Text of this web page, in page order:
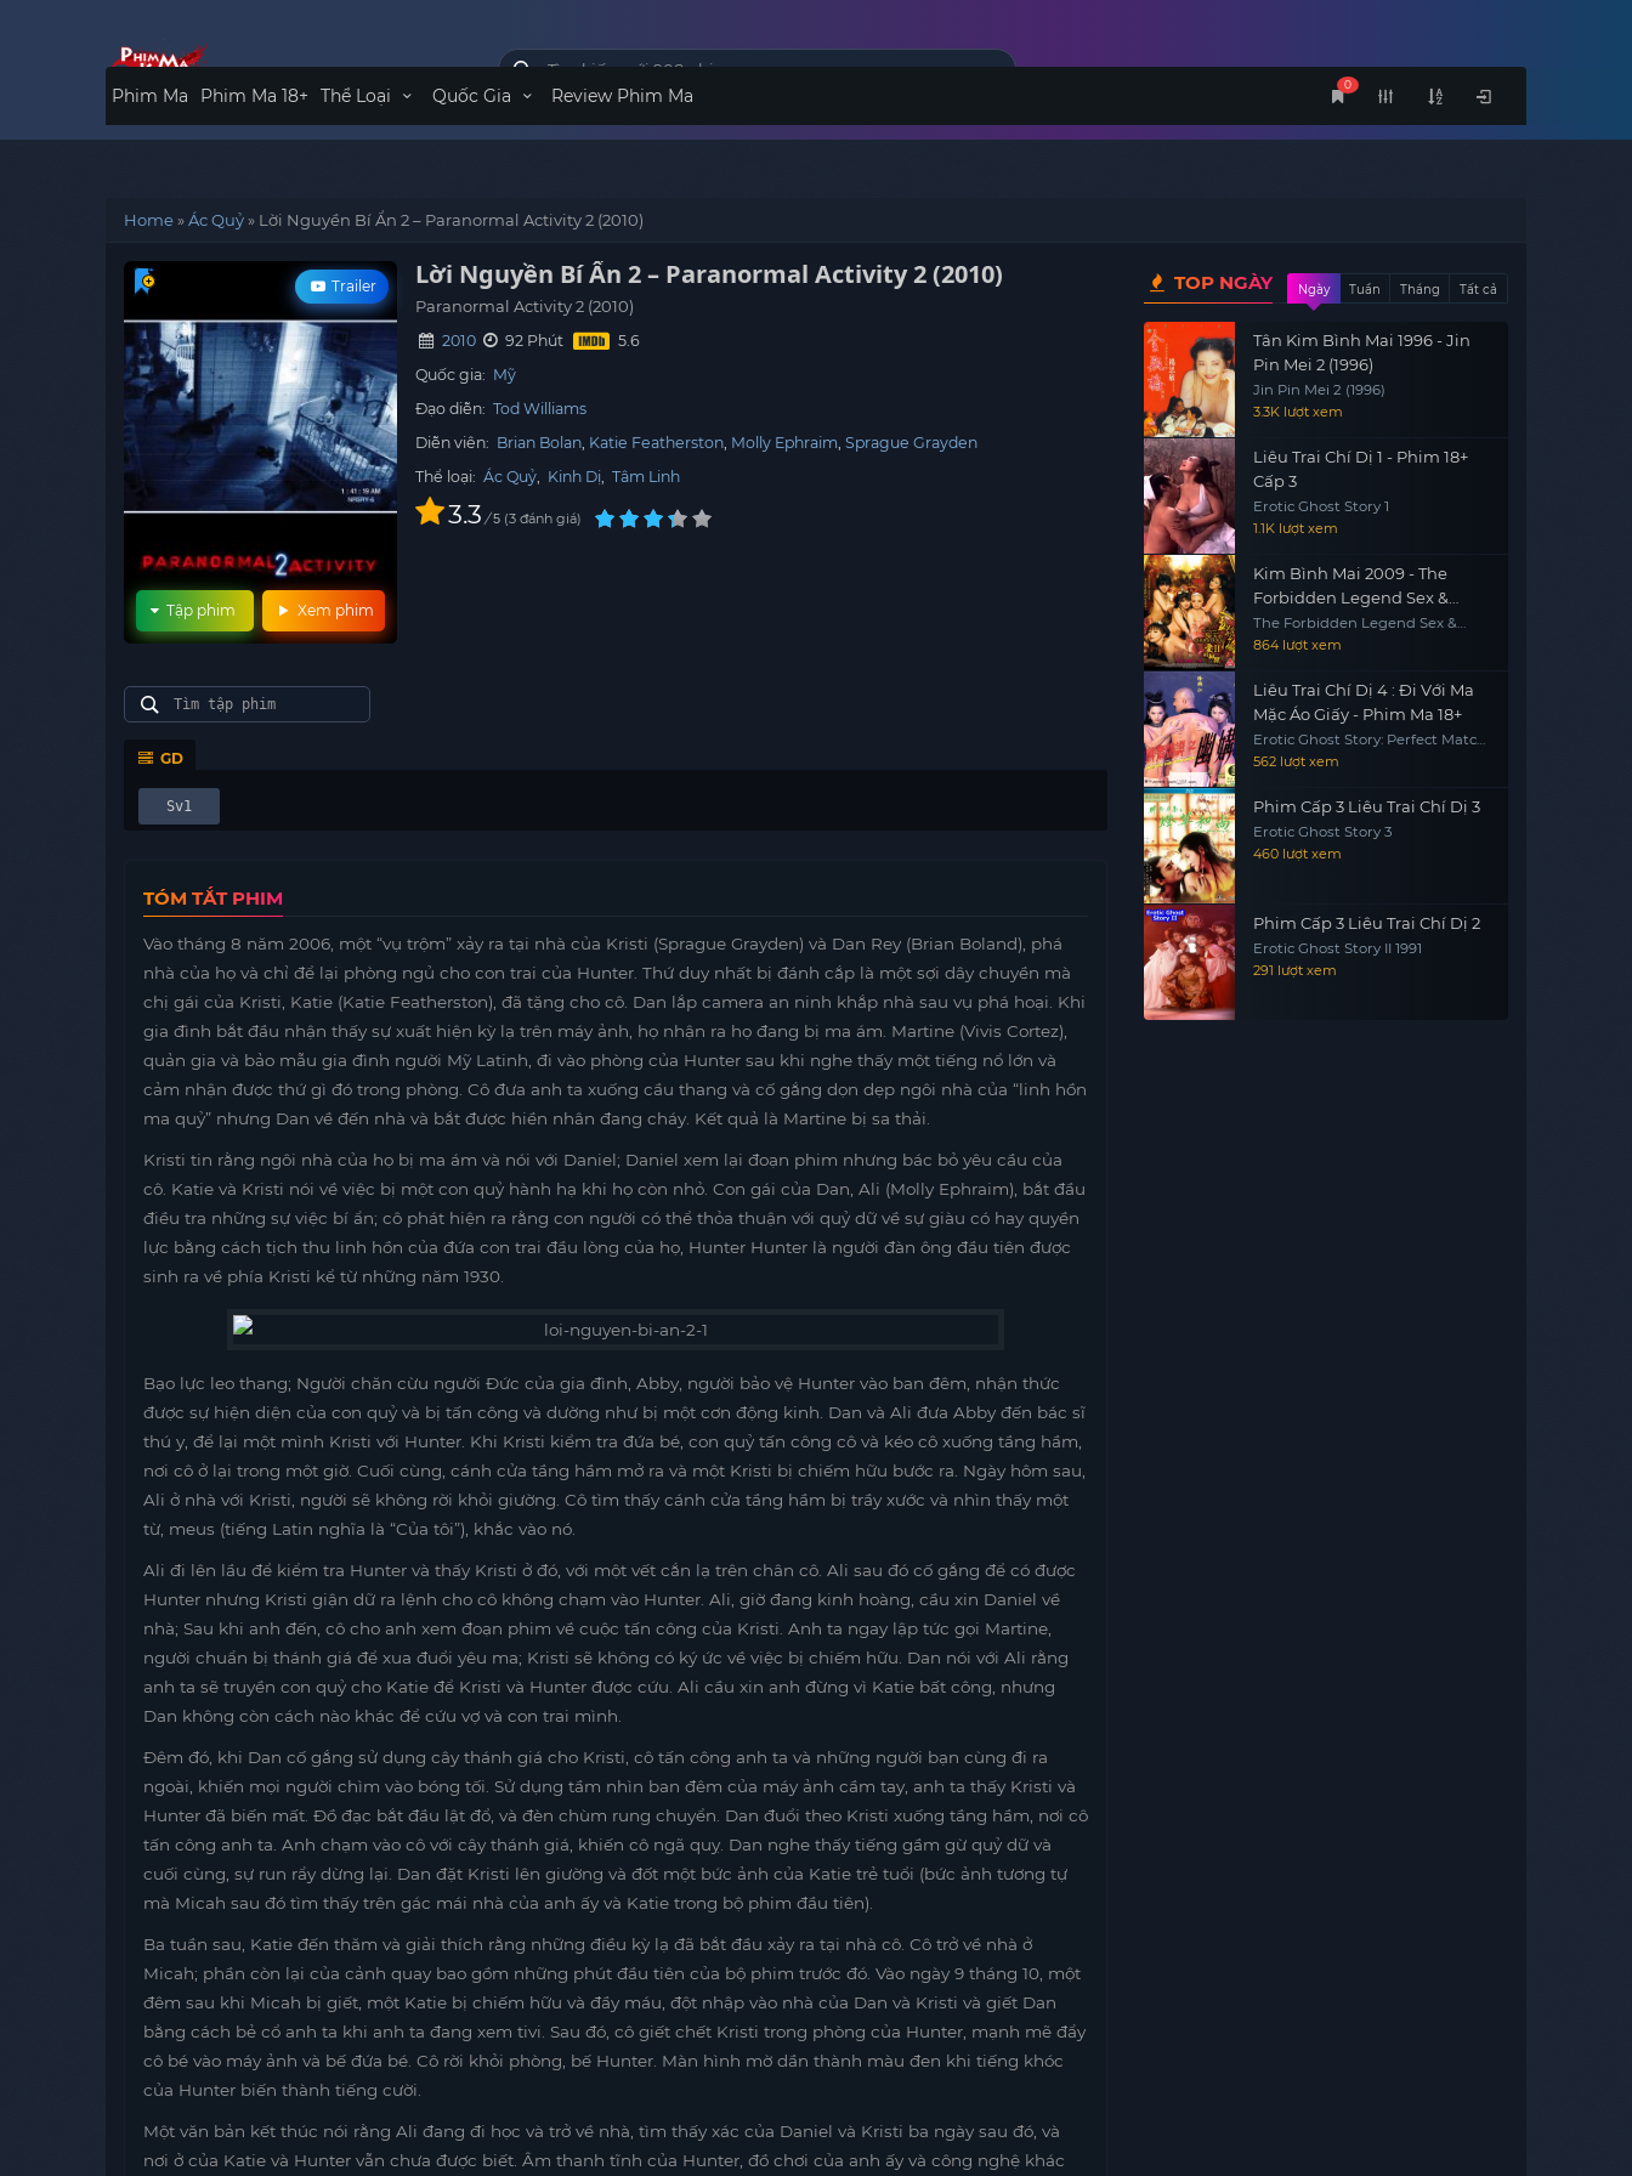
0
Phim Ma Phim Ma 18+ Thể Loại Quốc Gia Review Phim Ma
Home»Ác Quỷ» Lời Nguyền Bí Ẩn 2 – Paranormal Activity 2 (2010)
Trailer
Xem phim
Tập phim
Lời Nguyền Bí Ẩn 2 – Paranormal Activity 2 (2010)
Paranormal Activity 2 (2010)
2010
92 Phút
Quốc gia: Mỹ
Đạo diễn: Tod Williams
Diễn viên: Brian Bolan Katie Featherston Molly Ephraim Sprague Grayden
Thể loại: Ác Quỷ, Kinh Dị, Tâm Linh
3.3 / 5 3 đánh giá
GD
Sv1
TÓM TẮT PHIM
Vào tháng 8 năm 2006, một “vụ trộm” xảy ra tại nhà của Kristi (Sprague Grayden) và Dan Rey (Brian Boland), phá
nhà của họ và chỉ để lại phòng ngủ cho con trai của Hunter. Thứ duy nhất bị đánh cắp là một sợi dây chuyền mà
chị gái của Kristi, Katie (Katie Featherston), đã tặng cho cô. Dan lắp camera an ninh khắp nhà sau vụ phá hoại. Khi
gia đình bắt đầu nhận thấy sự xuất hiện kỳ ​​lạ trên máy ảnh, họ nhận ra họ đang bị ma ám. Martine (Vivis Cortez),
quản gia và bảo mẫu gia đình người Mỹ Latinh, đi vào phòng của Hunter sau khi nghe thấy một tiếng nổ lớn và
cảm nhận được thứ gì đó trong phòng. Cô đưa anh ta xuống cầu thang và cố gắng dọn dẹp ngôi nhà của “linh hồn
ma quỷ” nhưng Dan về đến nhà và bắt được hiền nhân đang cháy. Kết quả là Martine bị sa thải.
Kristi tin rằng ngôi nhà của họ bị ma ám và nói với Daniel; Daniel xem lại đoạn phim nhưng bác bỏ yêu cầu của
cô. Katie và Kristi nói về việc bị một con quỷ hành hạ khi họ còn nhỏ. Con gái của Dan, Ali (Molly Ephraim), bắt đầu
điều tra những sự việc bí ẩn; cô phát hiện ra rằng con người có thể thỏa thuận với quỷ dữ về sự giàu có hay quyền
lực bằng cách tịch thu linh hồn của đứa con trai đầu lòng của họ, Hunter Hunter là người đàn ông đầu tiên được
sinh ra về phía Kristi kể từ những năm 1930.
Bạo lực leo thang; Người chăn cừu người Đức của gia đình, Abby, người bảo vệ Hunter vào ban đêm, nhận thức
được sự hiện diện của con quỷ và bị tấn công và dường như bị một cơn động kinh. Dan và Ali đưa Abby đến bác sĩ
thú y, để lại một mình Kristi với Hunter. Khi Kristi kiểm tra đứa bé, con quỷ tấn công cô và kéo cô xuống tầng hầm,
nơi cô ở lại trong một giờ. Cuối cùng, cánh cửa tầng hầm mở ra và một Kristi bị chiếm hữu bước ra. Ngày hôm sau,
Ali ở nhà với Kristi, người sẽ không rời khỏi giường. Cô tìm thấy cánh cửa tầng hầm bị trầy xước và nhìn thấy một
từ, meus (tiếng Latin nghĩa là “Của tôi”), khắc vào nó.
Ali đi lên lầu để kiểm tra Hunter và thấy Kristi ở đó, với một vết cắn lạ trên chân cô. Ali sau đó cố gắng để có được
Hunter nhưng Kristi giận dữ ra lệnh cho cô không chạm vào Hunter. Ali, giờ đang kinh hoàng, cầu xin Daniel về
nhà; Sau khi anh đến, cô cho anh xem đoạn phim về cuộc tấn công của Kristi. Anh ta ngay lập tức gọi Martine,
người chuẩn bị thánh giá để xua đuổi yêu ma; Kristi sẽ không có ký ức về việc bị chiếm hữu. Dan nói với Ali rằng
anh ta sẽ truyền con quỷ cho Katie để Kristi và Hunter được cứu. Ali cầu xin anh đừng vì Katie bất công, nhưng
Dan không còn cách nào khác để cứu vợ và con trai mình.
Đêm đó, khi Dan cố gắng sử dụng cây thánh giá cho Kristi, cô tấn công anh ta và những người bạn cùng đi ra
ngoài, khiến mọi người chìm vào bóng tối. Sử dụng tầm nhìn ban đêm của máy ảnh cầm tay, anh ta thấy Kristi và
Hunter đã biến mất. Đồ đạc bắt đầu lật đổ, và đèn chùm rung chuyển. Dan đuổi theo Kristi xuống tầng hầm, nơi cô
tấn công anh ta. Anh chạm vào cô với cây thánh giá, khiến cô ngã quỵ. Dan nghe thấy tiếng gầm gừ quỷ dữ và
cuối cùng, sự run rẩy dừng lại. Dan đặt Kristi lên giường và đốt một bức ảnh của Katie trẻ tuổi (bức ảnh tương tự
mà Micah sau đó tìm thấy trên gác mái nhà của anh ấy và Katie trong bộ phim đầu tiên).
Ba tuần sau, Katie đến thăm và giải thích rằng những điều kỳ lạ đã bắt đầu xảy ra tại nhà cô. Cô trở về nhà ở
Micah; phần còn lại của cảnh quay bao gồm những phút đầu tiên của bộ phim trước đó. Vào ngày 9 tháng 10, một
đêm sau khi Micah bị giết, một Katie bị chiếm hữu và đầy máu, đột nhập vào nhà của Dan và Kristi và giết Dan
bằng cách bẻ cổ anh ta khi anh ta đang xem tivi. Sau đó, cô giết chết Kristi trong phòng của Hunter, mạnh mẽ đẩy
cô bé vào máy ảnh và bế đứa bé. Cô rời khỏi phòng, bế Hunter. Màn hình mờ dần thành màu đen khi tiếng khóc
của Hunter biến thành tiếng cười.
Một văn bản kết thúc nói rằng Ali đang đi học và trở về nhà, tìm thấy xác của Daniel và Kristi ba ngày sau đó, và
nơi ở của Katie và Hunter vẫn chưa được biết. Âm thanh tĩnh của Hunter, đồ chơi của anh ấy và công nghệ khác
TOP NGÀY Ngày Tuần Tháng Tất cả
Tân Kim Bình Mai 1996 - Jin
Pin Mei 2 (1996)
Jin Pin Mei 2 (1996)
3.3K lượt xem
Liêu Trai Chí Dị 1 - Phim 18+
Cấp 3
Erotic Ghost Story 1
1.1K lượt xem
Kim Bình Mai 2009 - The
Forbidden Legend Sex &
Chopsticks 2 (2009)
The Forbidden Legend Sex &
Chopsticks 2
864 lượt xem
Liêu Trai Chí Dị 4 : Đi Với Ma
Mặc Áo Giấy - Phim Ma 18+
Erotic Ghost Story: Perfect Match
1997
562 lượt xem
Phim Cấp 3 Liêu Trai Chí Dị 3
Erotic Ghost Story 3
460 lượt xem
Phim Cấp 3 Liêu Trai Chí Dị 2
Erotic Ghost Story II 1991
291 lượt xem